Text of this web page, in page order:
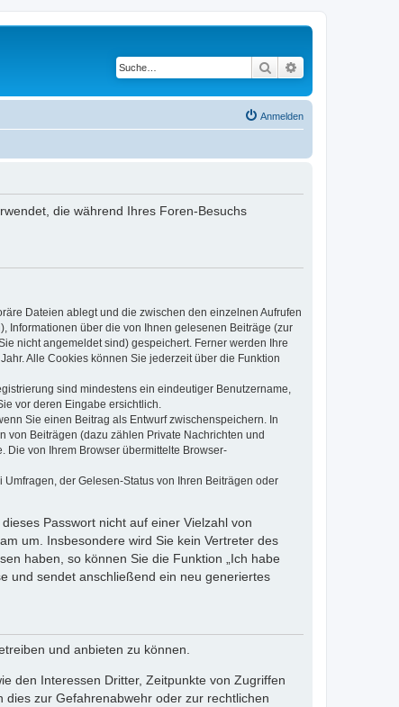
Suche
Anmelden
die während Ihres Foren-Besuchs
Dateien ablegt und die zwischen den einzelnen Aufrufen
Informationen über die von Ihnen gelesenen Beiträge (zur
nicht angemeldet sind) gespeichert. Ferner werden Ihre
Alle Cookies können Sie jederzeit über die Funktion
sind mindestens ein eindeutiger Benutzername,
vor deren Eingabe ersichtlich.
Sie einen Beitrag als Entwurf zwischenspeichern. In
von Beiträgen (dazu zählen Private Nachrichten und
Die von Ihrem Browser übermittelte Browser-
der Gelesen-Status von Ihren Beiträgen oder
Passwort nicht auf einer Vielzahl von
um. Insbesondere wird Sie kein Vertreter des
haben, so können Sie die Funktion „Ich habe
und sendet anschließend ein neu generiertes
und anbieten zu können.
den Interessen Dritter, Zeitpunkte von Zugriffen
zur Gefahrenabwehr oder zur rechtlichen